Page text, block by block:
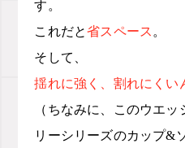
す。
これだと省スペース 。
そして、
揺れに強く、割れにくい
（ちなみに、このウエ
リーシリーズのカップ&